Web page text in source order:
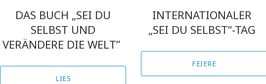
DAS BUCH „SEI DU
SELBST UND
VERÄNDERE DIE WELT”
LIES
INTERNATIONALER
„SEI DU SELBST“-TAG
FEIERE